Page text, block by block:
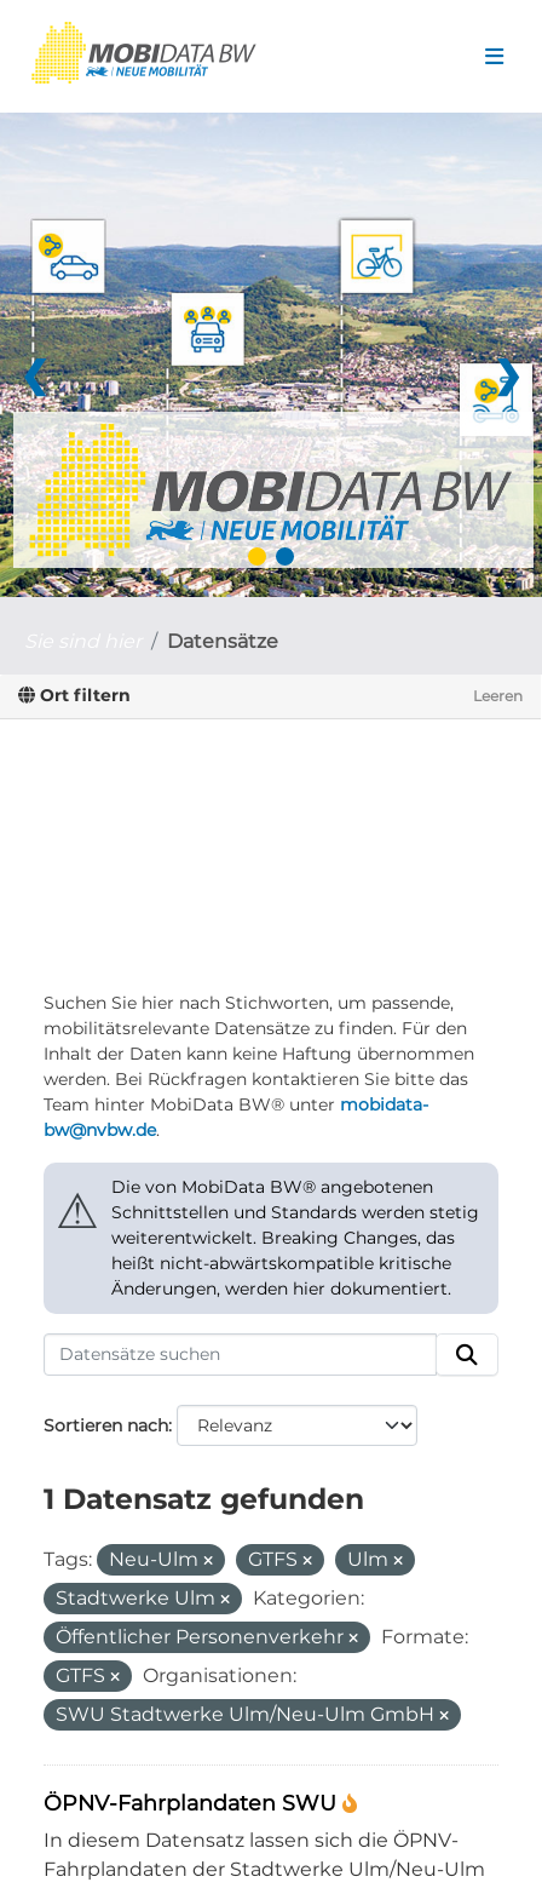
❮ ❯
Datensätze
Ort filtern Leeren
Suchen Sie hier nach Stichworten, um passende,
mobilitätsrelevante Datensätze zu finden. Für den
Inhalt der Daten kann keine Haftung übernommen
werden. Bei Rückfragen kontaktieren Sie bitte das
Team hinter MobiData BW® unter mobidata-
bw@nvbw.de.
⚠
Die von MobiData BW® angebotenen
Schnittstellen und Standards werden stetig
weiterentwickelt. Breaking Changes, das
heißt nicht-abwärtskompatible kritische
Änderungen, werden hier dokumentiert.
Sortieren nach
1 Datensatz gefunden
Tags: Neu-Ulm GTFS
Ulm
Stadtwerke Ulm
Kategorien:
Öffentlicher Personenverkehr
Formate:
GTFS
Organisationen:
SWU Stadtwerke Ulm/Neu-Ulm GmbH
ÖPNV-Fahrplandaten SWU
In diesem Datensatz lassen sich die ÖPNV-
Fahrplandaten der Stadtwerke Ulm/Neu-Ulm